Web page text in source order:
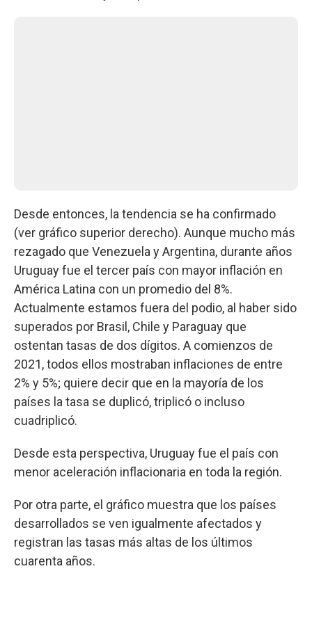
Desde entonces, la tendencia se ha confirmado
(ver gráfico superior derecho). Aunque mucho más
rezagado que Venezuela y Argentina, durante años
Uruguay fue el tercer país con mayor inflación en
América Latina con un promedio del 8%.
Actualmente estamos fuera del podio, al haber sido
superados por Brasil, Chile y Paraguay que
ostentan tasas de dos dígitos. A comienzos de
2021, todos ellos mostraban inflaciones de entre
2% y 5%; quiere decir que en la mayoría de los
países la tasa se duplicó, triplicó o incluso
cuadriplicó.
Desde esta perspectiva, Uruguay fue el país con
menor aceleración inflacionaria en toda la región.
Por otra parte, el gráfico muestra que los países
desarrollados se ven igualmente afectados y
registran las tasas más altas de los últimos
cuarenta años.